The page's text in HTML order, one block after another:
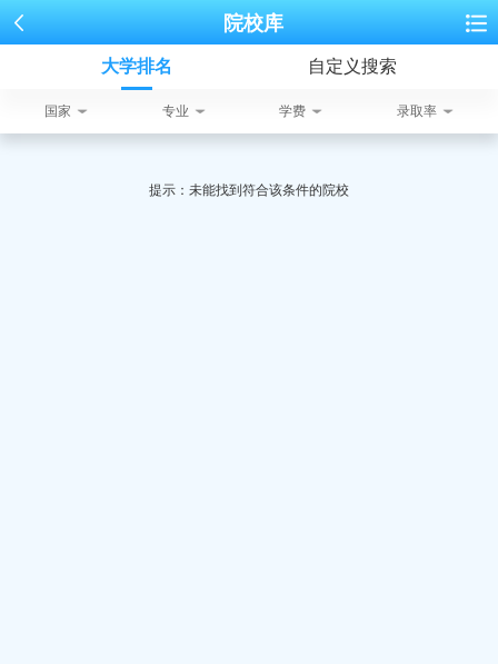
院校库
大学排名 自定义搜索
国家 专业 学费 录取率
提示：未能找到符合该条件的院校